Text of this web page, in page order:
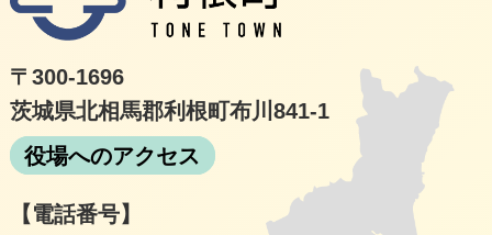
〒300-1696
茨城県北相馬郡利根町布川841-1
役場へのアクセス
【電話番号】